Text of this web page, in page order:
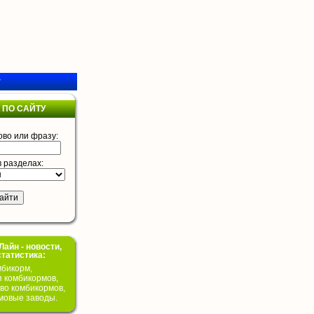
САЙТУ
или фразу:
разделах:
- новости,
комбикормов,
комбикормов,
заводы.